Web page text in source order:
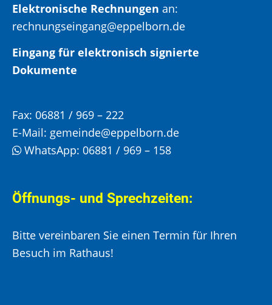
Elektronische Rechnungen an:
rechnungseingang@eppelborn.de
Eingang für elektronisch signierte
Dokumente
Fax: 06881 / 969 – 222
E-Mail: gemeinde@eppelborn.de
WhatsApp: 06881 / 969 – 158
Öffnungs- und Sprechzeiten:
Bitte vereinbaren Sie einen Termin für Ihren
Besuch im Rathaus!